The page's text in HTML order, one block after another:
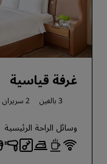
غرفة قياسية
3 بالغين 2 سريران منفردان أو
وسائل الراحة الرئيسية